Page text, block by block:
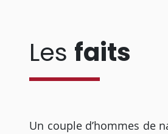
Les faits
Un couple d’hommes de